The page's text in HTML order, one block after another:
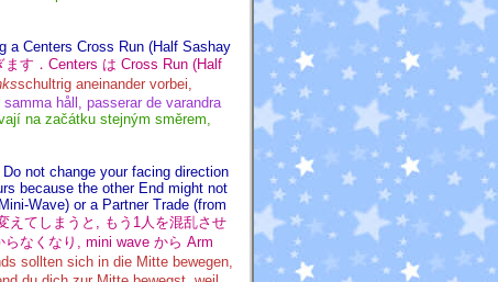
a Centers Cross Run (Half Sashay
す．Centers は Cross Run (Half
schultrig aneinander vorbei,
håll, passerar de varandra
na začátku stejným směrem,
not change your facing direction
because the other End might not
Wave) or a Partner Trade (from
えてしまうと, もう1人を混乱させ
なくなり, mini wave から Arm
sollten sich in die Mitte bewegen,